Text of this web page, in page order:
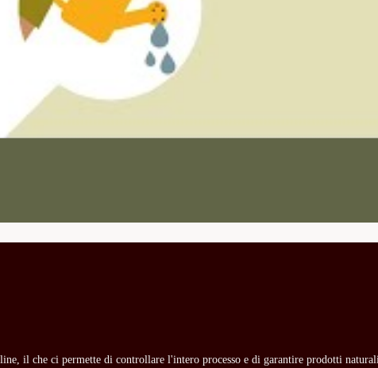
il che ci permette di controllare l'intero processo e di garantire prodotti